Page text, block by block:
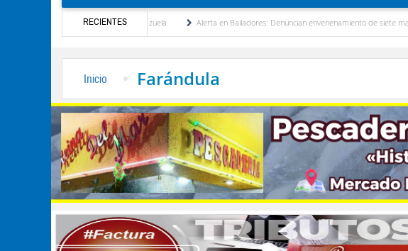
RECIENTES
de Venezuela Alerta en Bailadores: Denuncian envenenamiento de siete mascotas en El Rincón
Inicio Farándula